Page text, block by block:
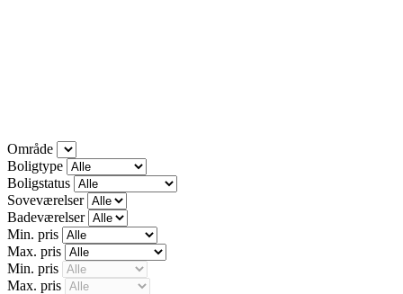
Område
Boligtype
Boligstatus
Soveværelser
Badeværelser
Min. pris
Max. pris
Min. pris
Max. pris